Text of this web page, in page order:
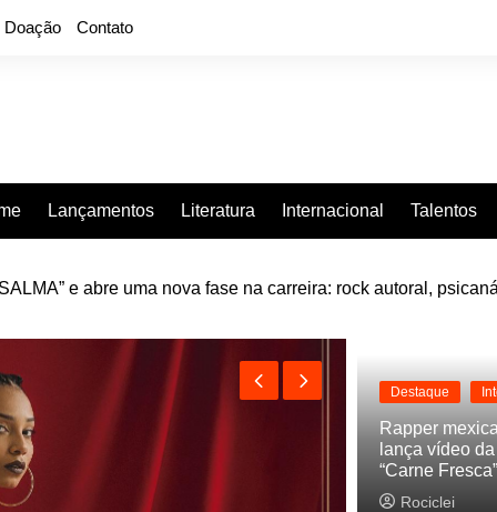
Doação Contato
Lançamentos Literatura Internacional Talentos
“Projeção”, de 2010, nas plataformas digitais
Destaque
Rapper
lança vídeo
“Carne Fresca”
Rociclei